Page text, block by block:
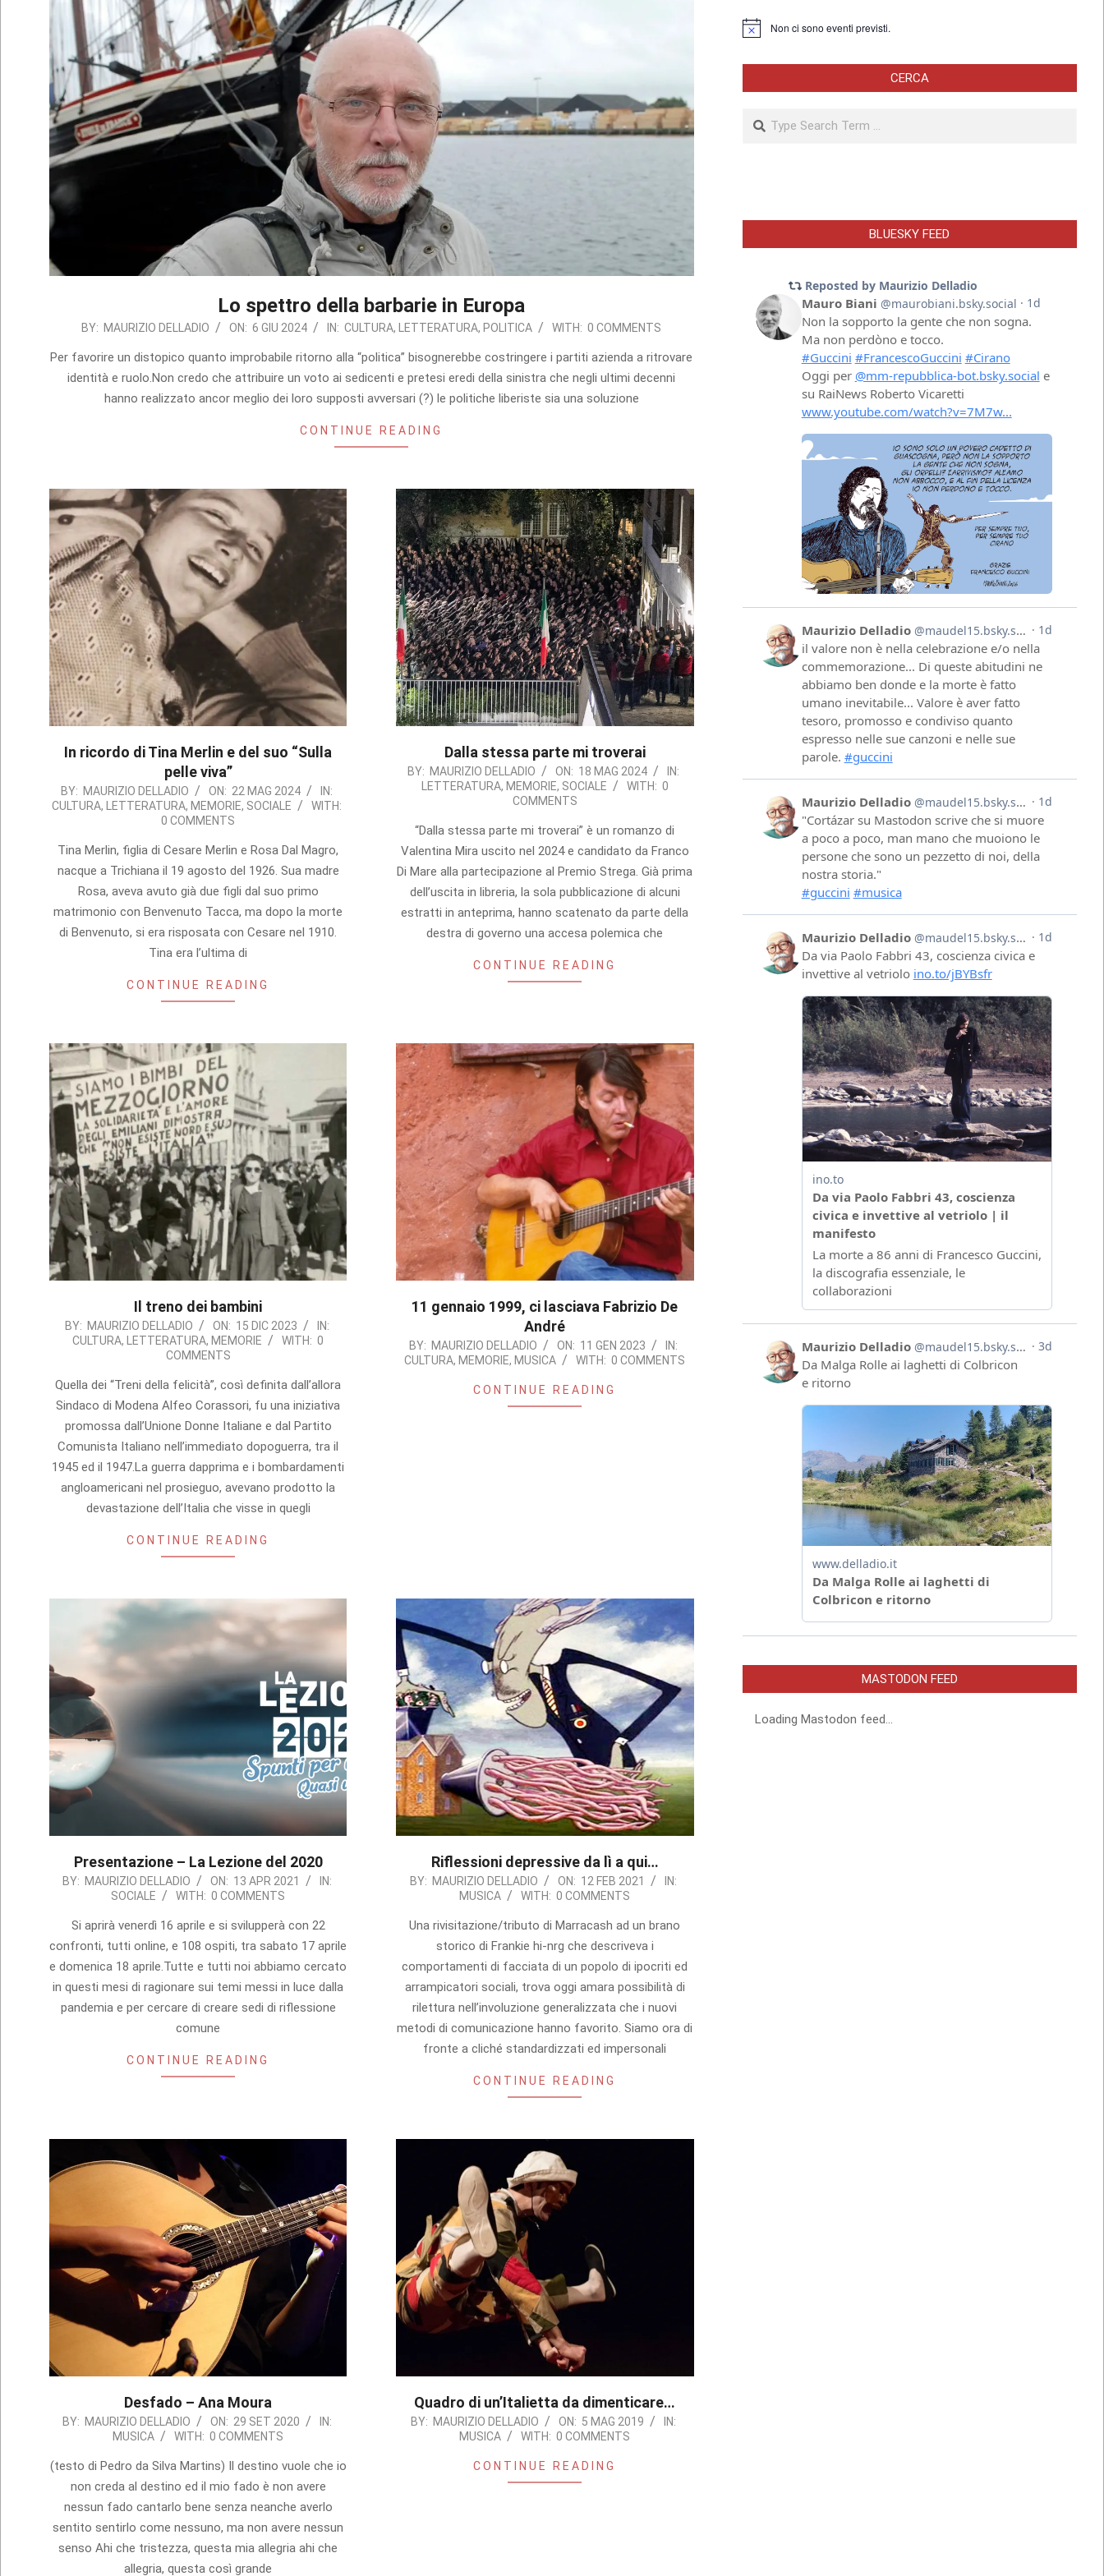
Lo spettro della barbarie in Europa
BY: MAURIZIO DELLADIO ON: 6 GIU 2024 IN: CULTURA, LETTERATURA, POLITICA WITH: 0 COMMENTS
Per favorire un distopico quanto improbabile ritorno alla “politica” bisognerebbe costringere i partiti azienda a ritrovare
identità e ruolo.Non credo che attribuire un voto ai sedicenti e pretesi eredi della sinistra che negli ultimi decenni
hanno realizzato ancor meglio dei loro supposti avversari (?) le politiche liberiste sia una soluzione
CONTINUE READING
In ricordo di Tina Merlin e del suo “Sulla
pelle viva”
2024-
05-
BY: MAURIZIO DELLADIO ON: 22 MAG 2024
IN:
CULTURA, LETTERATURA, MEMORIE, SOCIALE
WITH:
0 COMMENTS
Tina Merlin, figlia di Cesare Merlin e Rosa Dal Magro,
nacque a Trichiana il 19 agosto del 1926. Sua madre
Rosa, aveva avuto già due figli dal suo primo
matrimonio con Benvenuto Tacca, ma dopo la morte
di Benvenuto, si era risposata con Cesare nel 1910.
Tina era l’ultima di
CONTINUE READING
Dalla stessa parte mi troverai
2024-
BY: MAURIZIO DELLADIO ON: 18 MAG 2024
IN:
LETTERATURA, MEMORIE, SOCIALE WITH: 0
COMMENTS
“Dalla stessa parte mi troverai” è un romanzo di
Valentina Mira uscito nel 2024 e candidato da Franco
Di Mare alla partecipazione al Premio Strega. Già prima
dell’uscita in libreria, la sola pubblicazione di alcuni
estratti in anteprima, hanno scatenato da parte della
destra di governo una accesa polemica che
CONTINUE READING
Il treno dei bambini
2023-
BY: MAURIZIO DELLADIO ON: 15 DIC 2023
IN:
CULTURA, LETTERATURA, MEMORIE WITH: 0
COMMENTS
Quella dei “Treni della felicità”, così definita dall’allora
Sindaco di Modena Alfeo Corassori, fu una iniziativa
promossa dall’Unione Donne Italiane e dal Partito
Comunista Italiano nell’immediato dopoguerra, tra il
1945 ed il 1947.La guerra dapprima e i bombardamenti
angloamericani nel prosieguo, avevano prodotto la
devastazione dell’Italia che visse in quegli
CONTINUE READING
11 gennaio 1999, ci lasciava Fabrizio De
André
2023-
01-
BY: MAURIZIO DELLADIO ON: 11 GEN 2023
IN:
CULTURA, MEMORIE, MUSICA WITH: 0 COMMENTS
CONTINUE READING
Presentazione – La Lezione del 2020
2021-
BY: MAURIZIO DELLADIO ON: 13 APR 2021
IN:
SOCIALE
WITH: 0 COMMENTS
Si aprirà venerdì 16 aprile e si svilupperà con 22
confronti, tutti online, e 108 ospiti, tra sabato 17 aprile
e domenica 18 aprile.Tutte e tutti noi abbiamo cercato
in questi mesi di ragionare sui temi messi in luce dalla
pandemia e per cercare di creare sedi di riflessione
comune
CONTINUE READING
Riflessioni depressive da lì a qui…
2021-
BY: MAURIZIO DELLADIO ON: 12 FEB 2021
IN:
MUSICA
WITH: 0 COMMENTS
Una rivisitazione/tributo di Marracash ad un brano
storico di Frankie hi-nrg che descriveva i
comportamenti di facciata di un popolo di ipocriti ed
arrampicatori sociali, trova oggi amara possibilità di
rilettura nell’involuzione generalizzata che i nuovi
metodi di comunicazione hanno favorito. Siamo ora di
fronte a cliché standardizzati ed impersonali
CONTINUE READING
Desfado – Ana Moura
2020-
29
BY: MAURIZIO DELLADIO ON: 29 SET 2020
IN:
MUSICA
WITH: 0 COMMENTS
(testo di Pedro da Silva Martins) Il destino vuole che io
non creda al destino ed il mio fado è non avere
nessun fado cantarlo bene senza neanche averlo
sentito sentirlo come nessuno, ma non avere nessun
senso Ahi che tristezza, questa mia allegria ahi che
allegria, questa così grande
Quadro di un’Italietta da dimenticare…
2019-
BY: MAURIZIO DELLADIO ON: 5 MAG 2019
IN:
MUSICA
WITH: 0 COMMENTS
CONTINUE READING
Notice Non ci sono eventi previsti.
CERCA
Search
BLUESKY FEED
MASTODON FEED
Loading Mastodon feed...